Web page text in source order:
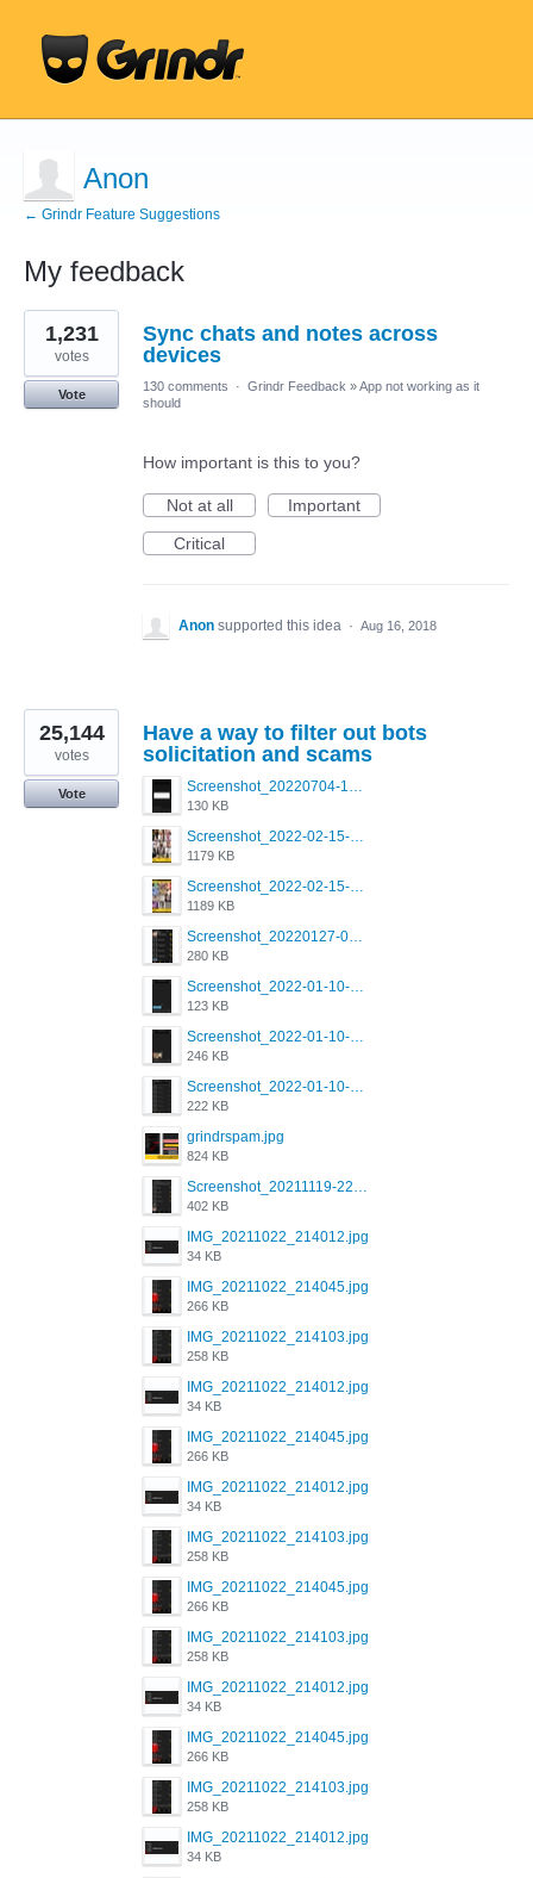
Anon
← Grindr Feature Suggestions
My feedback
3
results
found
Sync chats and notes across
devices
1,231
votes
Vote
130 comments · Grindr Feedback »App not working as it
should
How important is this to you?
Not at all
Important
Critical
Anon supported this idea · Aug 16, 2018
Have a way to filter out bots
solicitation and scams
Screenshot_20220704-194627_Grindr.jpg
130 KB
Screenshot_2022-02-15-16-34-50-234_com.grindrapp.android.jpg
1179 KB
Screenshot_2022-02-15-16-34-45-209_com.grindrapp.android.jpg
1189 KB
Screenshot_20220127-081048.png
280 KB
Screenshot_2022-01-10-12-46-53-688_com.grindrapp.android.jpg
123 KB
Screenshot_2022-01-10-12-46-46-280_com.grindrapp.android.jpg
246 KB
Screenshot_2022-01-10-12-46-34-527_com.grindrapp.android.jpg
222 KB
grindrspam.jpg
824 KB
Screenshot_20211119-222658.png
402 KB
IMG_20211022_214012.jpg
34 KB
IMG_20211022_214045.jpg
266 KB
IMG_20211022_214103.jpg
258 KB
IMG_20211022_214012.jpg
34 KB
IMG_20211022_214045.jpg
266 KB
IMG_20211022_214012.jpg
34 KB
IMG_20211022_214103.jpg
258 KB
IMG_20211022_214045.jpg
266 KB
IMG_20211022_214103.jpg
258 KB
IMG_20211022_214012.jpg
34 KB
IMG_20211022_214045.jpg
266 KB
IMG_20211022_214103.jpg
258 KB
IMG_20211022_214012.jpg
34 KB
25,144
votes
Vote